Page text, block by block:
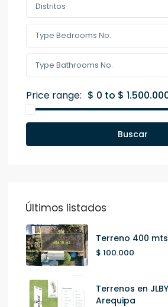
Distritos
Price range: $ 0 to $
Buscar
Últimos listados
Terreno 400
$ 100.000
Terrenos en
Arequipa